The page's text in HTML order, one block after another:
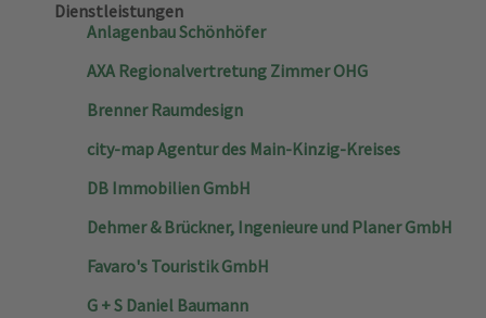
Dienstleistungen
Anlagenbau Schönhöfer
AXA Regionalvertretung Zimmer OHG
Brenner Raumdesign
city-map Agentur des Main-Kinzig-Kreises
DB Immobilien GmbH
Dehmer & Brückner, Ingenieure und Planer GmbH
Favaro's Touristik GmbH
G + S Daniel Baumann